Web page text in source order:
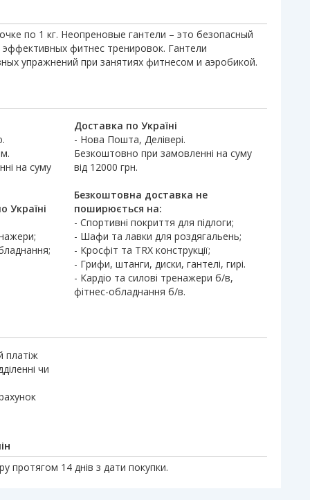
по 1 кг. Неопреновые гантели – это безопасный
фитнес тренировок. Гантели
упражнений при занятиях фитнесом и аэробикой.
на суму
Україні
Доставка по Україні
- Нова Пошта, Делівері.
Безкоштовно при замовленні на суму
від 12000 грн.
Безкоштовна доставка не
поширюється на:
- Спортивні покриття для підлоги;
- Шафи та лавки для роздягальень;
- Кросфіт та TRX конструкції;
- Грифи, штанги, диски, гантелі, гирі.
- Кардіо та силові тренажери б/в,
фітнес-обладнання б/в.
платіж
чи
протягом 14 днів з дати покупки.